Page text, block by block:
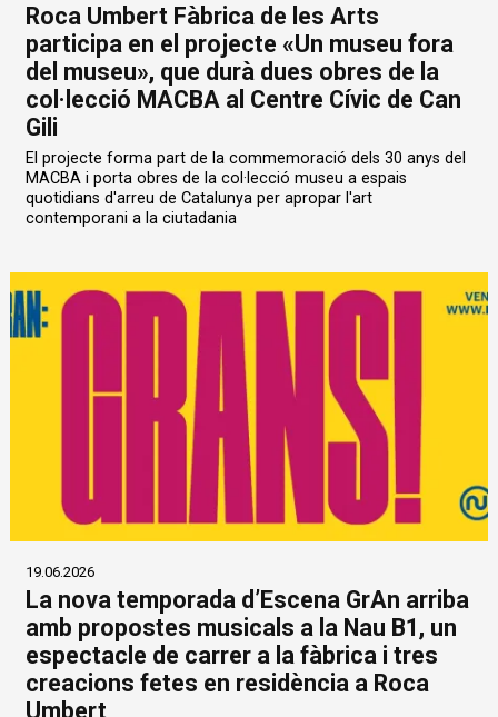
Roca Umbert Fàbrica de les Arts
participa en el projecte «Un museu fora
del museu», que durà dues obres de la
col·lecció MACBA al Centre Cívic de Can
Gili
El projecte forma part de la commemoració dels 30 anys del
MACBA i porta obres de la col·lecció museu a espais
quotidians d'arreu de Catalunya per apropar l'art
contemporani a la ciutadania
19.06.2026
La nova temporada d’Escena GrAn arriba
amb propostes musicals a la Nau B1, un
espectacle de carrer a la fàbrica i tres
creacions fetes en residència a Roca
Umbert